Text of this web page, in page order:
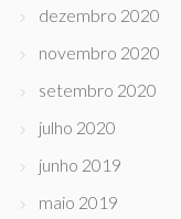
dezembro 2020
novembro 2020
setembro 2020
julho 2020
junho 2019
maio 2019